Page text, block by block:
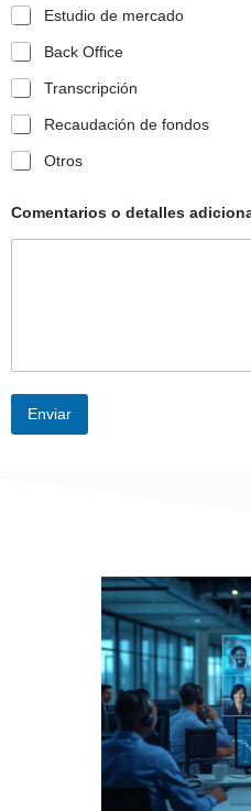
Estudio de mercado
Back Office
Transcripción
Recaudación de fondos
Otros
Comentarios o detalles
Enviar